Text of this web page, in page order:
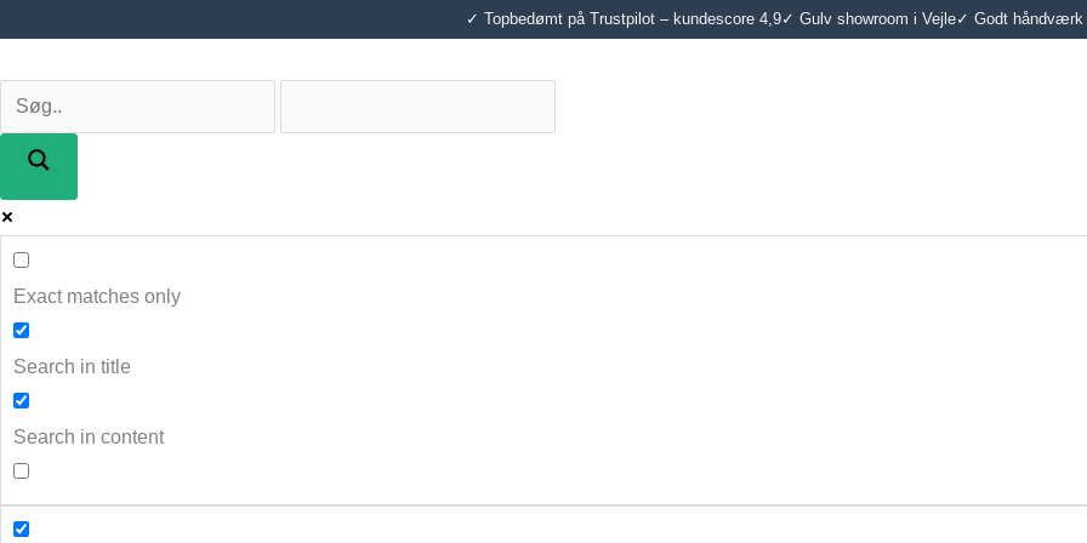
indholdet
✓ Topbedømt på Trustpilot – kundescore 4,9✓ Gulv showroom i Vejle✓ Godt håndværk
Exact matches only
Search in title
Search in content